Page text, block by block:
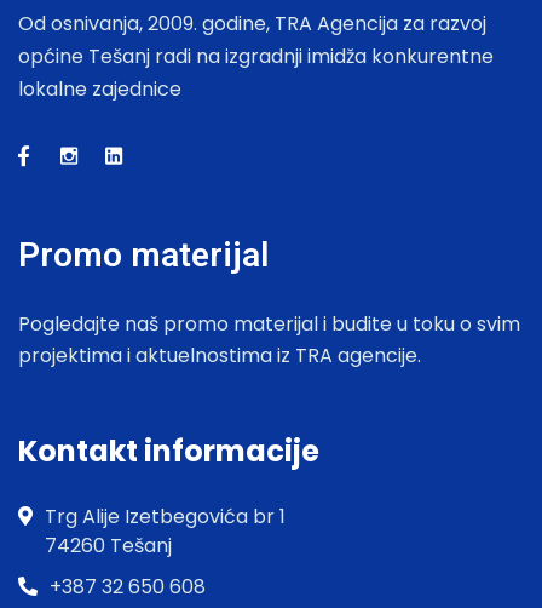
Od osnivanja, 2009. godine, TRA Agencija za razvoj
općine Tešanj radi na izgradnji imidža konkurentne
lokalne zajednice
Promo materijal
Pogledajte naš promo materijal i budite u toku o svim
projektima i aktuelnostima iz TRA agencije.
Kontakt informacije
Trg Alije Izetbegovića br 1
74260 Tešanj
+387 32 650 608